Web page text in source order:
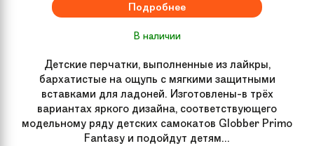
Подробнее
В наличии
Детские перчатки, выполненные из лайкры,
бархатистые на ощупь с мягкими защитными
вставками для ладоней. Изготовлены-в трёх
вариантах яркого дизайна, соответствующего
модельному ряду детских самокатов Globber Primo
Fantasy и подойдут детям...